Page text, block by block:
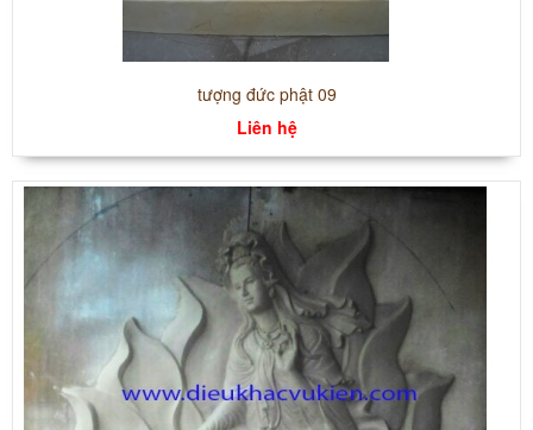
tượng đức phật 09
Liên hệ